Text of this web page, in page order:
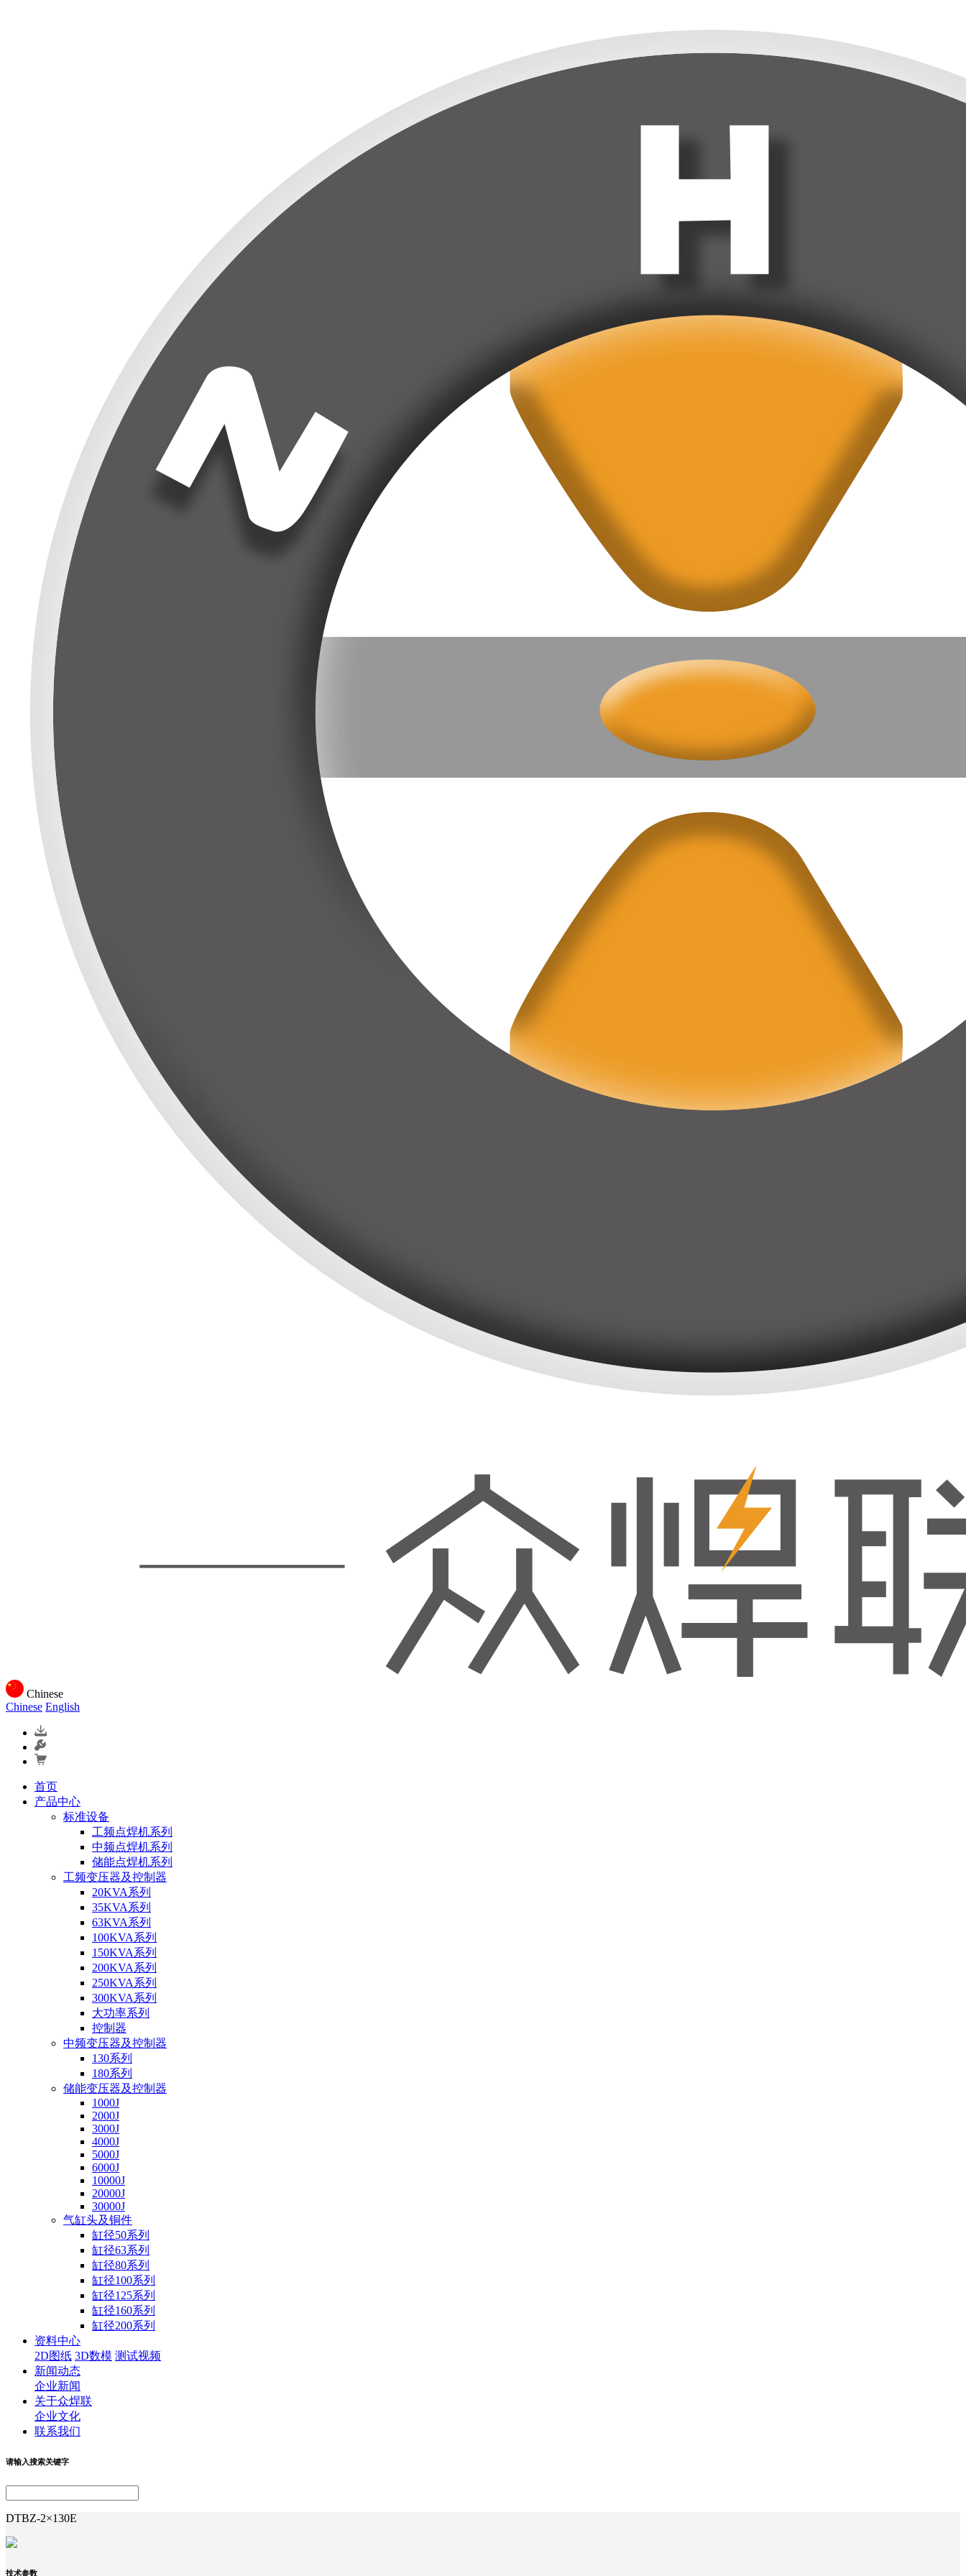
Chinese
Chinese English
首页
产品中心
标准设备
工频点焊机系列
中频点焊机系列
储能点焊机系列
工频变压器及控制器
20KVA系列
35KVA系列
63KVA系列
100KVA系列
150KVA系列
200KVA系列
250KVA系列
300KVA系列
大功率系列
控制器
中频变压器及控制器
130系列
180系列
储能变压器及控制器
1000J
2000J
3000J
4000J
5000J
6000J
10000J
20000J
30000J
气缸头及铜件
缸径50系列
缸径63系列
缸径80系列
缸径100系列
缸径125系列
缸径160系列
缸径200系列
资料中心
2D图纸 3D数模 测试视频
新闻动态
企业新闻
关于众焊联
企业文化
联系我们
请输入搜索关键字
DTBZ-2×130E
技术参数